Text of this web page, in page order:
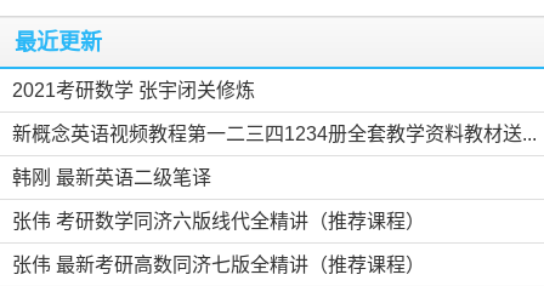
最近更新
2021考研数学 张宇闭关修炼
新概念英语视频教程第一二三四1234册全套教学资料教材送...
韩刚 最新英语二级笔译
张伟 考研数学同济六版线代全精讲（推荐课程）
张伟 最新考研高数同济七版全精讲（推荐课程）